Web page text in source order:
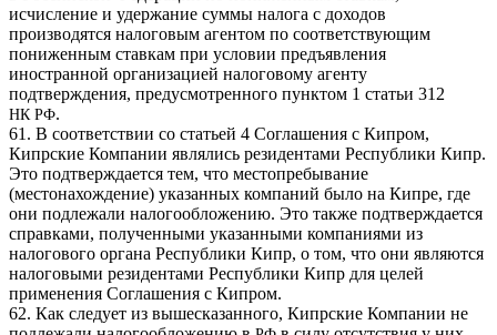
исчисление и удержание суммы налога с доходов
производятся налоговым агентом по соответствующим
пониженным ставкам при условии предъявления
иностранной организацией налоговому агенту
подтверждения, предусмотренного пунктом 1 статьи 312
НК РФ.
61. В соответствии со статьей 4 Соглашения с Кипром,
Кипрские Компании являлись резидентами Республики Кипр.
Это подтверждается тем, что местопребывание
(местонахождение) указанных компаний было на Кипре, где
они подлежали налогообложению. Это также подтверждается
справками, полученными указанными компаниями из
налогового органа Республики Кипр, о том, что они являются
налоговыми резидентами Республики Кипр для целей
применения Соглашения с Кипром.
62. Как следует из вышесказанного, Кипрские Компании не